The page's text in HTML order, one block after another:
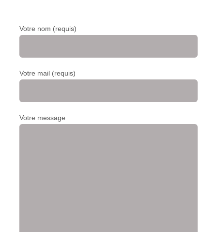
Votre nom (requis)
Votre mail (requis)
Votre message